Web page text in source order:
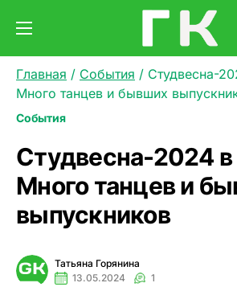
Главная / События / Студвесна-
Много танцев и бывших
События
Студвесна-2024 в
Много танцев и
выпускников
Татьяна Горянина
13.05.2024
1